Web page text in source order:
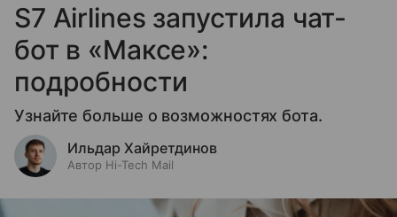
S7 Airlines запустила чат-
бот в «Максе»:
подробности
Узнайте больше о возможностях бота.
Ильдар Хайретдинов
Автор Hi-Tech Mail